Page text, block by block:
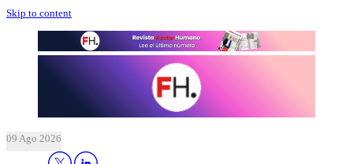
Skip to content
09 Ago 2026